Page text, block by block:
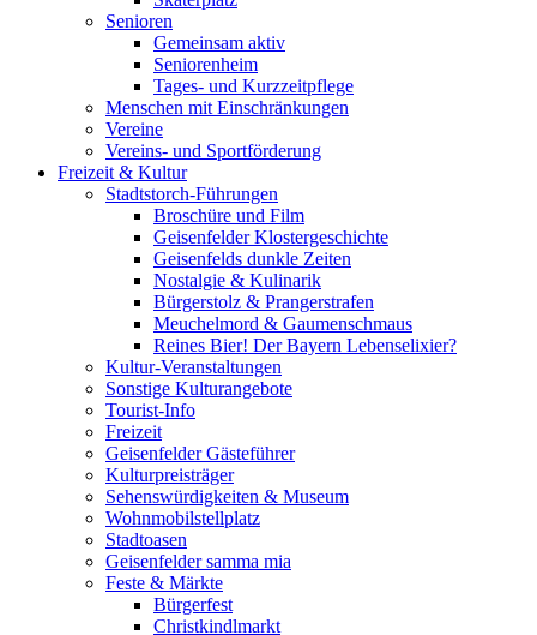
Senioren
Gemeinsam aktiv
Seniorenheim
Tages- und Kurzzeitpflege
Menschen mit Einschränkungen
Vereine
Vereins- und Sportförderung
Freizeit & Kultur
Stadtstorch-Führungen
Broschüre und Film
Geisenfelder Klostergeschichte
Geisenfelds dunkle Zeiten
Nostalgie & Kulinarik
Bürgerstolz & Prangerstrafen
Meuchelmord & Gaumenschmaus
Reines Bier! Der Bayern Lebenselixier?
Kultur-Veranstaltungen
Sonstige Kulturangebote
Tourist-Info
Freizeit
Geisenfelder Gästeführer
Kulturpreisträger
Sehenswürdigkeiten & Museum
Wohnmobilstellplatz
Stadtoasen
Geisenfelder samma mia
Feste & Märkte
Bürgerfest
Christkindlmarkt